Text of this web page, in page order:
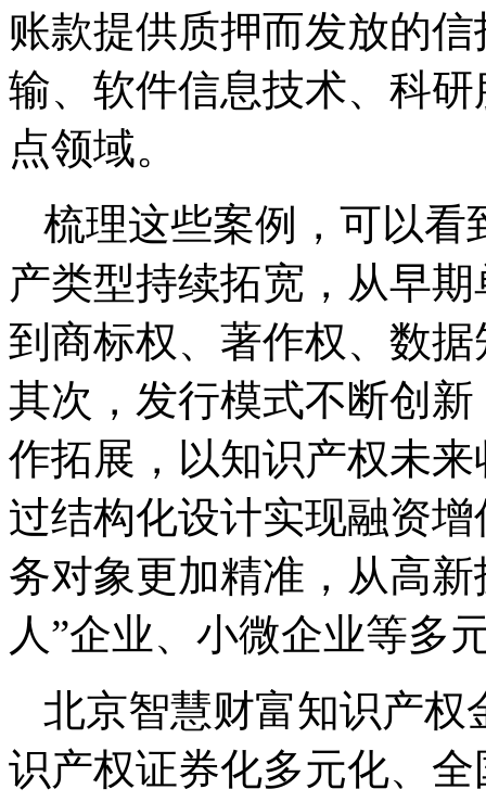
账款提供质押而发放的
输、软件信息技术、科
点领域。
梳理这些案例，可以看
产类型持续拓宽，从早
到商标权、著作权、数
其次，发行模式不断创
作拓展，以知识产权未
过结构化设计实现融资
务对象更加精准，从高
人”企业、小微企业等多
北京智慧财富知识产权
识产权证券化多元化、